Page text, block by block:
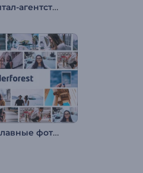
Набор для диджитал-агентства
Интро заставка Плавные фоторамки